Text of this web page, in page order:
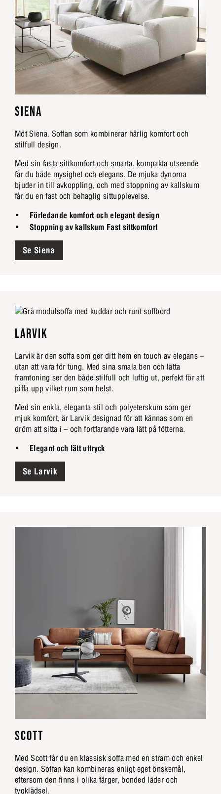
SIENA
Möt Siena. Soffan som kombinerar härlig komfort och
stilfull design.
Med sin fasta sittkomfort och smarta, kompakta utseende
får du både mysighet och elegans. De mjuka dynorna
bjuder in till avkoppling, och med stoppning av kallskum
får du en fast och behaglig sittupplevelse.
Förledande komfort och elegant design
Stoppning av kallskum Fast sittkomfort
Se Siena
LARVIK
Larvik är den soffa som ger ditt hem en touch av elegans –
utan att vara för tung. Med sina smala ben och lätta
framtoning ser den både stilfull och luftig ut, perfekt för att
piffa upp vilket rum som helst.
Med sin enkla, eleganta stil och polyeterskum som ger
mjuk komfort, är Larvik designad för att kännas som en
dröm att sitta i – och fortfarande vara lätt på fötterna.
Elegant och lätt uttryck
Se Larvik
SCOTT
Med Scott får du en klassisk soffa med en stram och enkel
design. Soffan kan kombineras enligt eget önskemål,
eftersom den finns i olika färger, bonded läder och
tygklädsel.